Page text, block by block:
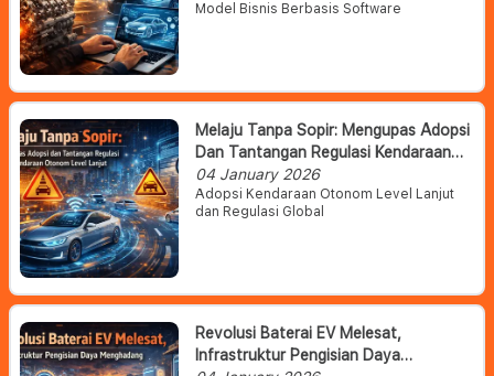
Model Bisnis Berbasis Software
Melaju Tanpa Sopir: Mengupas Adopsi
Dan Tantangan Regulasi Kendaraan
Otonom Level Lanjut
04 January 2026
Adopsi Kendaraan Otonom Level Lanjut
dan Regulasi Global
Revolusi Baterai EV Melesat,
Infrastruktur Pengisian Daya